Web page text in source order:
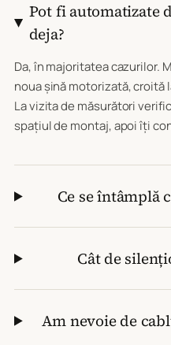
Pot fi automatizate
deja?
Da, în majoritatea cazurilor.
noua șină motorizată,
La vizita de măsurători
spațiul de montaj, apoi îți
Ce se întâmplă
Cât de
Am nevoie de